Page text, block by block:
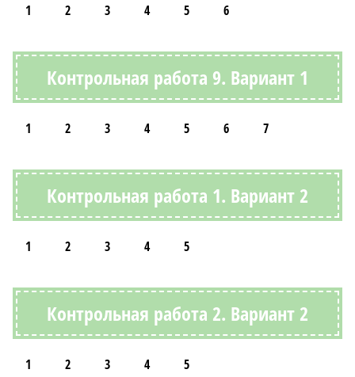
1 2 3 4 5 6
Контрольная работа 9. Вариант 1
1 2 3 4 5 6 7
Контрольная работа 1. Вариант 2
1 2 3 4 5
Контрольная работа 2. Вариант 2
1 2 3 4 5